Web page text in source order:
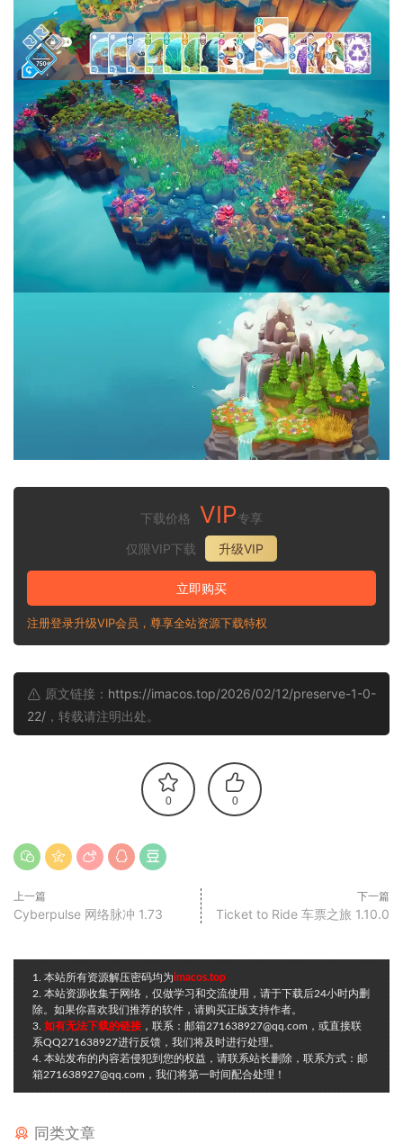
下载价格 VIP专享
仅限VIP下载
升级VIP
立即购买
注册登录升级VIP会员，尊享全站资源下载特权
原文链接： https://imacos.top/2026/02/12/preserve-1-0-
22/ ，转载请注明出处。
0 0
上一篇
Cyberpulse 网络脉冲 1.73
下一篇
Ticket to Ride 车票之旅 1.10.0
1. 本站所有资源解压密码均为imacos.top
2. 本站资源收集于网络，仅做学习和交流使用，请于下载后24小时内删
除。如果你喜欢我们推荐的软件，请购买正版支持作者。
3. 如有无法下载的链接 ，联系：邮箱271638927@qq.com，或直接联
系QQ271638927进行反馈，我们将及时进行处理。
4. 本站发布的内容若侵犯到您的权益，请联系站长删除，联系方式：邮
箱271638927@qq.com，我们将第一时间配合处理！
同类文章